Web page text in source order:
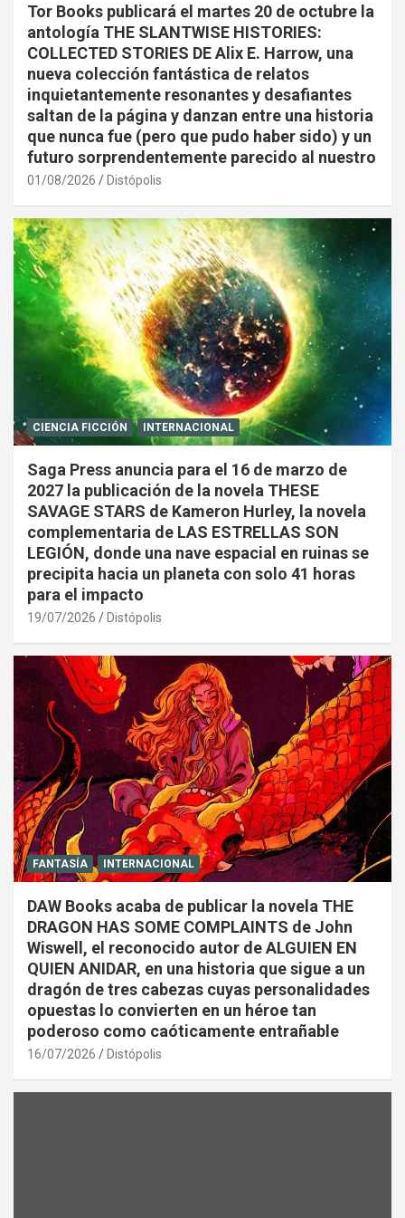
Tor Books publicará el martes 20 de octubre la
antología THE SLANTWISE HISTORIES:
COLLECTED STORIES DE Alix E. Harrow, una
nueva colección fantástica de relatos
inquietantemente resonantes y desafiantes
saltan de la página y danzan entre una historia
que nunca fue (pero que pudo haber sido) y un
futuro sorprendentemente parecido al nuestro
01/08/2026 Distópolis
CIENCIA FICCIÓN INTERNACIONAL
Saga Press anuncia para el 16 de marzo de
2027 la publicación de la novela THESE
SAVAGE STARS de Kameron Hurley, la novela
complementaria de LAS ESTRELLAS SON
LEGIÓN, donde una nave espacial en ruinas se
precipita hacia un planeta con solo 41 horas
para el impacto
19/07/2026 Distópolis
FANTASÍA INTERNACIONAL
DAW Books acaba de publicar la novela THE
DRAGON HAS SOME COMPLAINTS de John
Wiswell, el reconocido autor de ALGUIEN EN
QUIEN ANIDAR, en una historia que sigue a un
dragón de tres cabezas cuyas personalidades
opuestas lo convierten en un héroe tan
poderoso como caóticamente entrañable
16/07/2026 Distópolis